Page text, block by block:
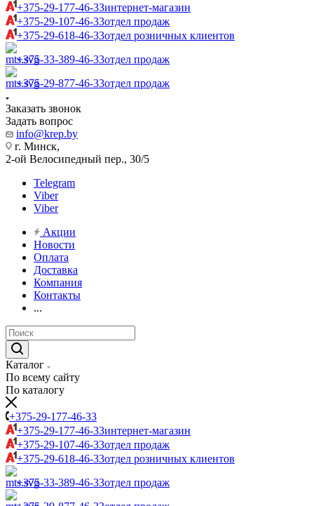
+375-29-177-46-33интернет-магазин
+375-29-107-46-33отдел продаж
+375-29-618-46-33отдел розничных клиентов
+375-33-389-46-33отдел продаж
+375-29-877-46-33отдел продаж
Заказать звонок
Задать вопрос
info@krep.by
г. Минск,
2-ой Велосипедный пер., 30/5
Telegram
Viber
Viber
Акции
Новости
Оплата
Доставка
Компания
Контакты
...
Каталог
По всему сайту
По каталогу
+375-29-177-46-33
+375-29-177-46-33интернет-магазин
+375-29-107-46-33отдел продаж
+375-29-618-46-33отдел розничных клиентов
+375-33-389-46-33отдел продаж